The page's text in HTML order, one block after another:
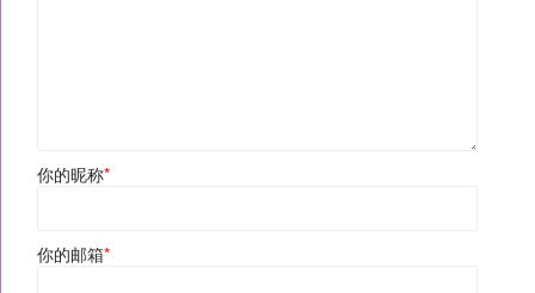
你的昵称*
你的邮箱*